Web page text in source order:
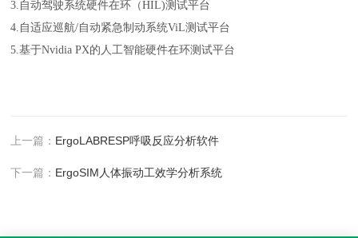
3.自动驾驶系统硬件在环（HIL)测试平台
4.自适应巡航/自动紧急制动系统ViL测试平台
5.基于Nvidia PX的人工智能硬件在环测试平台
上一篇： ErgoLABRESP呼吸反应分析软件
下一篇： ErgoSIM人体振动工效学分析系统